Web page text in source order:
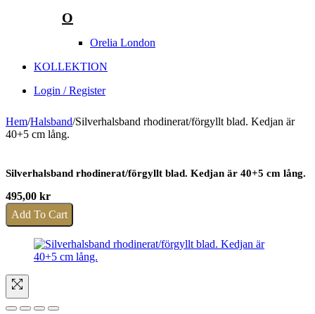
O
Orelia London
KOLLEKTION
Login / Register
Hem/Halsband/Silverhalsband rhodinerat/förgyllt blad. Kedjan är
40+5 cm lång.
Silverhalsband rhodinerat/förgyllt blad. Kedjan är 40+5 cm lång.
495,00 kr
Add To Cart